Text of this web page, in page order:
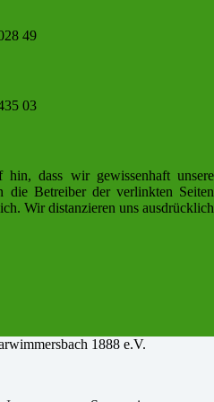
49
03
hin, dass wir gewissenhaft unsere
die Betreiber der verlinkten Seiten
Wir distanzieren uns ausdrücklich
1888 e.V.